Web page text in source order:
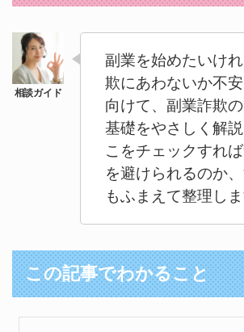
副業を始めたいけ
欺にあわないか不
向けて、副業詐欺
基礎をやさしく解
こをチェックすれ
を避けられるのか
もふまえて整理しま
この記事でわかること